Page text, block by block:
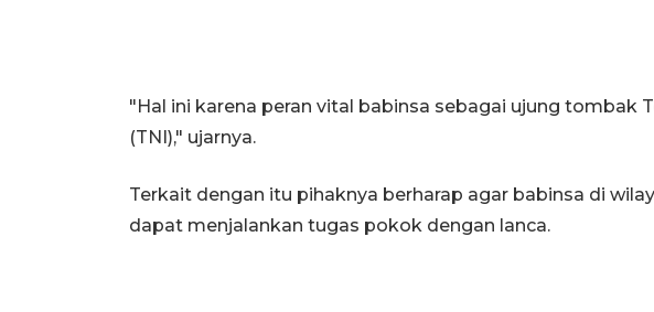
"Hal ini karena peran vital babinsa sebagai ujung tombak
(TNI)," ujarnya.
Terkait dengan itu pihaknya berharap agar babinsa di
dapat menjalankan tugas pokok dengan lanca.